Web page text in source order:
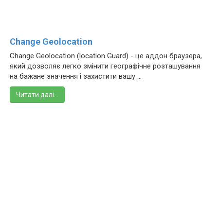
Change Geolocation
Change Geolocation (location Guard) - це аддон браузера,
який дозволяє легко змінити географічне розташування
на бажане значення і захистити вашу ...
Читати далі…